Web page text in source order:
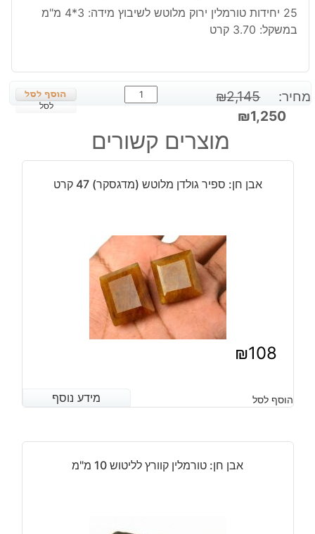
25 יחידות טורמלין ירוק מלוטש לשיבוץ מידה: 3*4 מ"מ
במשקל: 3.70 קרט
מחיר: ₪2,145
המחיר₪1,250
המחיר
הנוכחי
הוא:
כמות
של
יחידות
טורמלין
מלוטש
מ"מ
במשקל:
3.70
קרט
לסל
מוצרים קשורים
אבן חן: ספיר גולדן מלוטש (מדגסקר) 47 קרט
₪108
מידע נוסף הוסף לסל מידע נוסף
אבן חן: טורמלין קוורץ לליטוש 10 מ"מ